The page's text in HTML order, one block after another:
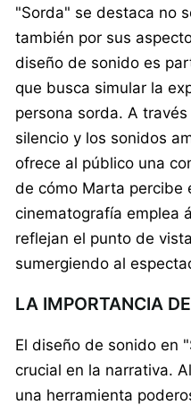
"Sorda" se destaca no
también por sus
diseño de sonido es
que busca simular la
persona sorda. A
silencio y los sonidos
ofrece al público una
de cómo Marta percibe
cinematografía emplea
reflejan el punto de
sumergiendo al
LA IMPORTANCIA
El diseño de sonido en
crucial en la narrativa.
una herramienta